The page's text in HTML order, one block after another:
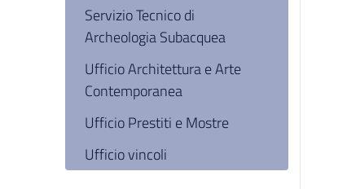
Servizio Tecnico di
Archeologia Subacquea
Ufficio Architettura e Arte
Contemporanea
Ufficio Prestiti e Mostre
Ufficio vincoli